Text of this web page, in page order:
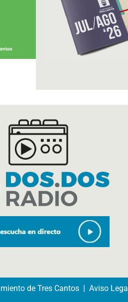
de Tres Cantos | Aviso Legal